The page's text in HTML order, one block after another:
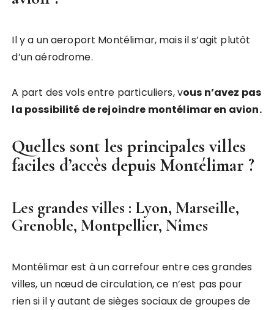
Il y a un aeroport Montélimar, mais il s’agit plutôt
d’un aérodrome.
A part des vols entre particuliers, vous n’avez pas
la possibilité de rejoindre montélimar en avion.
Quelles sont les principales villes
faciles d’accès depuis Montélimar ?
Les grandes villes : Lyon, Marseille,
Grenoble, Montpellier, Nîmes
Montélimar est à un carrefour entre ces grandes
villes, un nœud de circulation, ce n’est pas pour
rien si il y autant de sièges sociaux de groupes de